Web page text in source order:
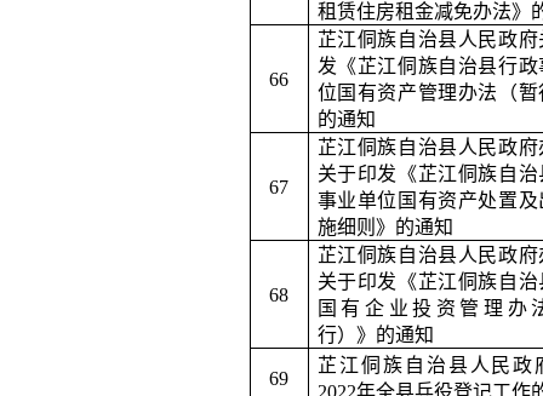
租赁住房租金减免办法》
66
芷江侗族自治县人民政府
发《芷江侗族自治县行政
位国有资产管理办法（暂
的通知
67
芷江侗族自治县人民政府
关于印发《芷江侗族自治
事业单位国有资产处置及
施细则》的通知
68
芷江侗族自治县人民政府
关于印发《芷江侗族自治
国有企业投资管理办
行）》的通知
69
芷江侗族自治县人民政
2022年全县兵役登记工作